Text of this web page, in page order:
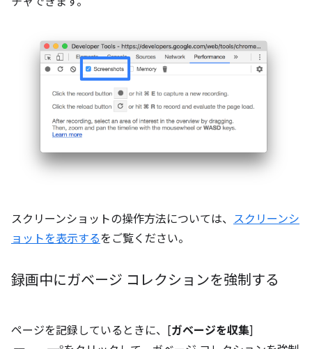
スクリーンショットの操作方法については、 スクリーンシ
ョットを表示するをご覧ください。
録画中にガベージ コレクションを強制する
ページを記録しているときに、[ガベージを収集]